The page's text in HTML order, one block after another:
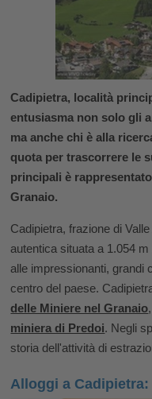
Cadipietra, località
entusiasma non solo gli
ma anche chi è alla
quota per trascorrere le
principali è
Granaio.
Cadipietra, frazione di
autentica situata a 1.054
alle impressionanti, grandi
centro del paese.
delle Miniere nel Granaio
miniera di Predoi. Negli
storia dell'attività di
Alloggi a Cadipietra: